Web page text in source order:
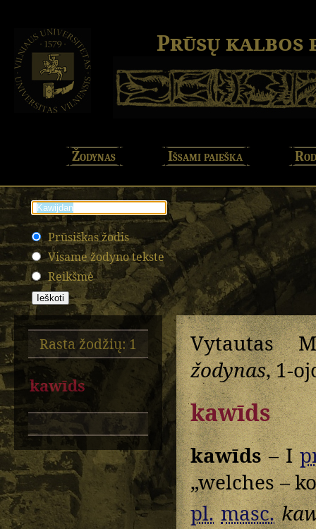
Prūsų kalbos
Žodynas Išsami paieška
Prūsiškas žodis
Visame žodyno tekste
Reikšmė
Rasta žodžių: 1
kawīds
Vytautas
žodynas, 1-
kawīds
kawīds– I
„welches –
pl. masc.